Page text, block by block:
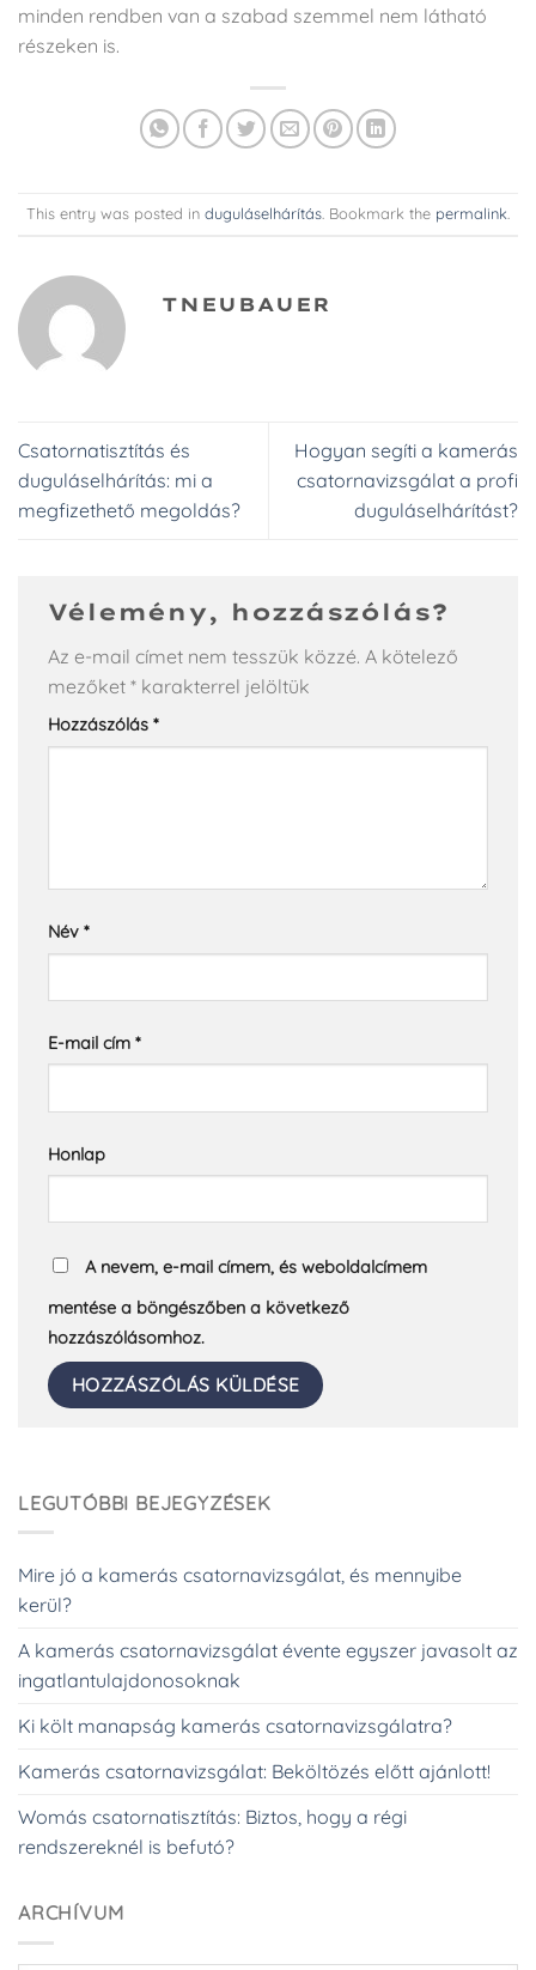
minden rendben van a szabad szemmel nem látható
részeken is.
This entry was posted in duguláselhárítás. Bookmark the permalink.
TNEUBAUER
Csatornatisztítás és
duguláselhárítás: mi a
megfizethető megoldás?
Hogyan segíti a kamerás
csatornavizsgálat a profi
duguláselhárítást?
Vélemény, hozzászólás?
Az e-mail címet nem tesszük közzé. A kötelező
mezőket * karakterrel jelöltük
Hozzászólás *
Név *
E-mail cím *
Honlap
A nevem, e-mail címem, és weboldalcímem
mentése a böngészőben a következő
hozzászólásomhoz.
LEGUTÓBBI BEJEGYZÉSEK
Mire jó a kamerás csatornavizsgálat, és mennyibe
kerül?
A kamerás csatornavizsgálat évente egyszer javasolt az
ingatlantulajdonosoknak
Ki költ manapság kamerás csatornavizsgálatra?
Kamerás csatornavizsgálat: Beköltözés előtt ajánlott!
Womás csatornatisztítás: Biztos, hogy a régi
rendszereknél is befutó?
ARCHÍVUM